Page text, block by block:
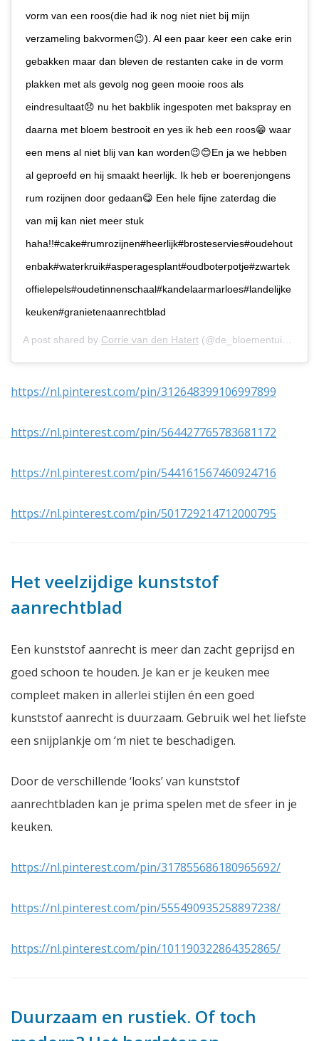
vorm van een roos(die had ik nog niet niet bij mijn
verzameling bakvormen😉). Al een paar keer een cake erin
gebakken maar dan bleven de restanten cake in de vorm
plakken met als gevolg nog geen mooie roos als
eindresultaat😞 nu het bakblik ingespoten met bakspray en
daarna met bloem bestrooit en yes ik heb een roos😁 waar
een mens al niet blij van kan worden😉😊En ja we hebben
al geproefd en hij smaakt heerlijk. Ik heb er boerenjongens
rum rozijnen door gedaan😋 Een hele fijne zaterdag die
van mij kan niet meer stuk
haha!!#cake#rumrozijnen#heerlijk#brosteservies#oudehout
enbak#waterkruik#asperagesplant#oudboterpotje#zwartek
offielepels#oudetinnenschaal#kandelaarmarloes#landelijke
keuken#granietenaanrechtblad
A post shared by Corrie van den Hatert (@de_bloementuinkamer) on
https://nl.pinterest.com/pin/312648399106997899
https://nl.pinterest.com/pin/564427765783681172
https://nl.pinterest.com/pin/544161567460924716
https://nl.pinterest.com/pin/501729214712000795
Het veelzijdige kunststof
aanrechtblad
Een kunststof aanrecht is meer dan zacht geprijsd en
goed schoon te houden. Je kan er je keuken mee
compleet maken in allerlei stijlen én een goed
kunststof aanrecht is duurzaam. Gebruik wel het liefste
een snijplankje om ‘m niet te beschadigen.
Door de verschillende ‘looks’ van kunststof
aanrechtbladen kan je prima spelen met de sfeer in je
keuken.
https://nl.pinterest.com/pin/317855686180965692/
https://nl.pinterest.com/pin/555490935258897238/
https://nl.pinterest.com/pin/101190322864352865/
Duurzaam en rustiek. Of toch